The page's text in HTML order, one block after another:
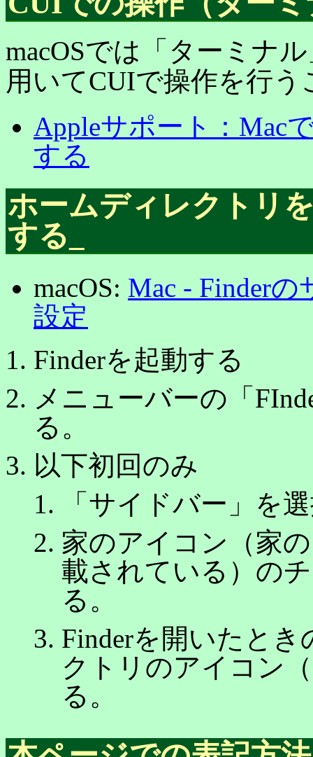
macOSでは「ターミナ
用いてCUIで操作を行
Appleサポート：Mac
する
ホームディレクトリ
する
macOS: Mac - Finder
設定
Finderを起動する
メニューバーの「
る。
以下初回のみ
「サイドバー」を
家のアイコン（家
載されている）の
る。
Finderを開いたと
クトリのアイコン
る。